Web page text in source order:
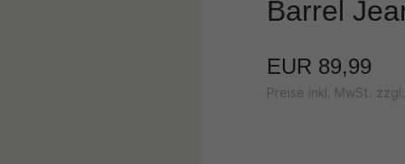
Barrel
EUR 89,99
Preise inkl. MwSt.